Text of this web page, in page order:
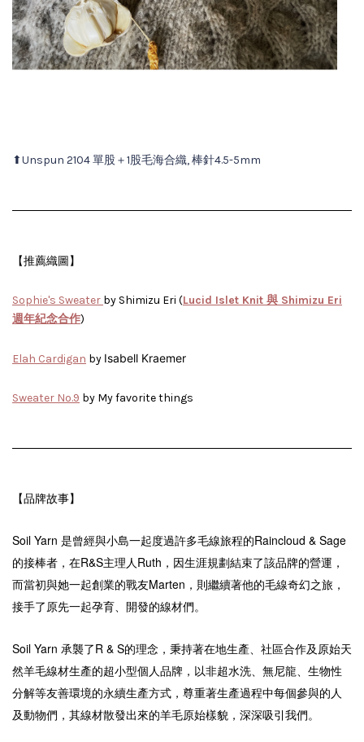
⬆︎Unspun 2104 單股＋1股毛海合織, 棒針4.5-5mm
【推薦織圖】
Sophie's Sweater by Shimizu Eri (Lucid Islet Knit 與 Shimizu Eri
週年紀念合作)
Elah Cardigan by Isabell Kraemer
Sweater No.9 by My favorite things
【品牌故事】
Soil Yarn 是曾經與小島一起度過許多毛線旅程的Raincloud & Sage
的接棒者，在R&S主理人Ruth，因生涯規劃結束了該品牌的營運，
而當初與她一起創業的戰友Marten，則繼續著他的毛線奇幻之旅，
接手了原先一起孕育、開發的線材們。
Soil Yarn 承襲了R & S的理念， 秉持著在地生產、 社區合作及原始天
然羊毛線材生產的超小型個人品牌 ，以非超水洗、無尼龍、生物性
分解等友善環境的永續生產方式，尊重著生產過程中每個參與的人
及動物們 ，其線材散發出來的羊毛原始樣貌，深深吸引我們。